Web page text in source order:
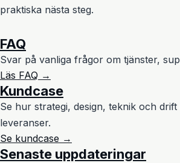
praktiska nästa steg.
FAQ
Svar på vanliga frågor om tjänster,
Läs FAQ →
Kundcase
Se hur strategi, design, teknik och drift
leveranser.
Se kundcase →
Senaste uppdateringar